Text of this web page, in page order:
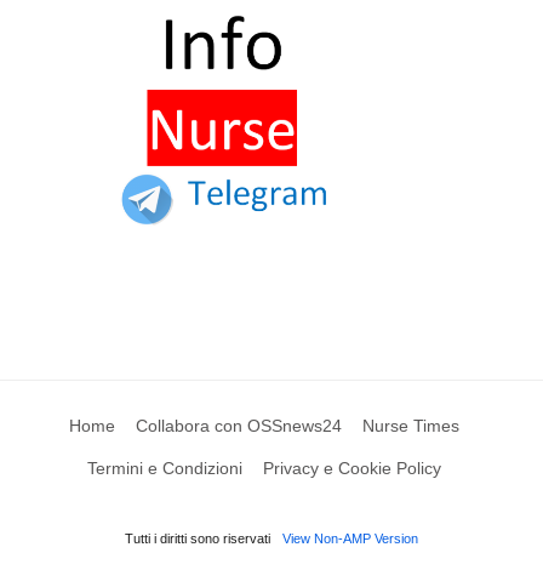
Home Collabora con OSSnews24 Nurse Times
Termini e Condizioni Privacy e Cookie Policy
Tutti i diritti sono riservati View Non-AMP Version